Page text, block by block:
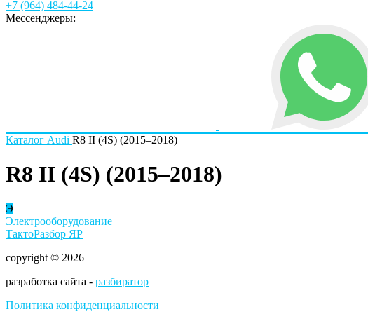
+7 (964) 484-44-24
Мессенджеры:
Каталог Audi R8 II (4S) (2015–2018)
R8 II (4S) (2015–2018)
Э
Электрооборудование
ТактоРазбор ЯР
copyright © 2026
разработка сайта - разбиратор
Политика конфиденциальности